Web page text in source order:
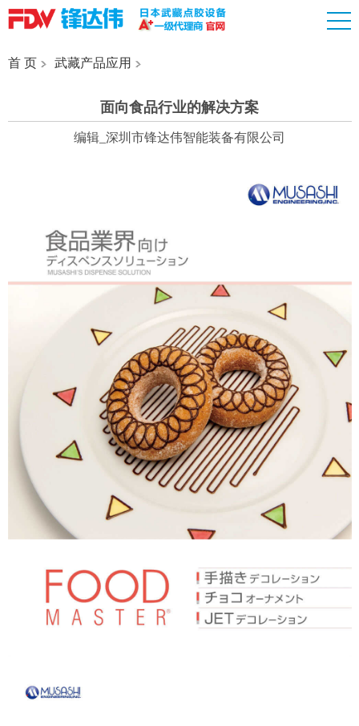
首 页 武藏产品应用
面向食品行业的解决方案
编辑_深圳市锋达伟智能装备有限公司